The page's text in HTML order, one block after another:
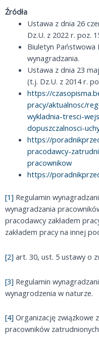
Źródła
Ustawa z dnia 26
Dz.U. z 2022 r. poz.
Biuletyn Państwowa
wynagradzania.
Ustawa z dnia 23
(t.j. Dz.U. z 2014 r.
https://
pracy/aktualnosc/
wykladnia-tresci-
dopuszczalnosci-
https://
pracodawcy-
pracownikow
https://
[1] Regulamin
wynagradzania
pracodawcy zakładem
zakładem pracy na innej
[2] art. 30, ust. 5 ustawy o
[3] Regulamin
wynagrodzenia w naturze.
[4] Organizację związkowe
pracowników